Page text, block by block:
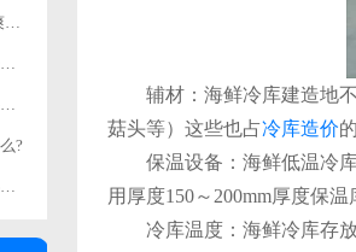
食品厂速冻冷库哪家好？-浩爽制冷
今年建造食品冷冻库多少钱一平方米？-浩爽制冷
肉类冷库食品加工冷库温度要求详解-浩爽制冷
?
食品冷库工程施工方案：核心施工要求详解-浩爽制冷
辅材：海鲜冷库建造地不
菇头等）这些也占冷库造价
保温设备：海鲜低温冷库
用厚度150～200mm厚度保温
冷库温度：海鲜冷库存放